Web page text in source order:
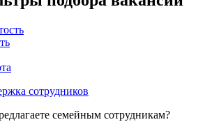
сотрудников
семейным сотрудникам?